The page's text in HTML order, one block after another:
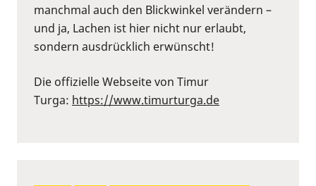
manchmal auch den Blickwinkel verändern –
und ja, Lachen ist hier nicht nur erlaubt,
sondern ausdrücklich erwünscht!
Die offizielle Webseite von Timur
Turga: https://www.timurturga.de